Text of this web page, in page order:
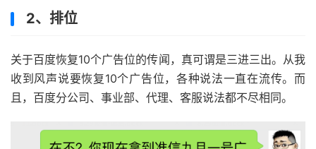
2、排位
关于百度恢复10个广告位的传闻，真可谓是三进三出。从我
收到风声说要恢复10个广告位，各种说法一直在流传。而
且，百度分公司、事业部、代理、客服说法都不尽相同。